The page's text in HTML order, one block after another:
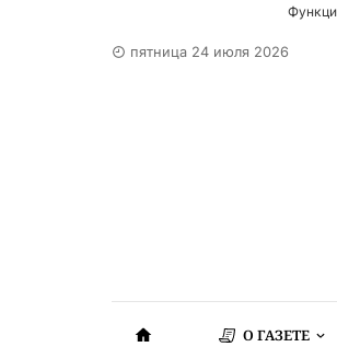
пятница 24 июля 2026
О ГАЗЕТЕ